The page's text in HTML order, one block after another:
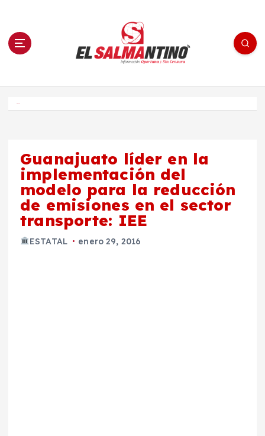
n El Salmantino - medios/noticias/editorial
Guanajuato líder en la
implementación del
modelo para la reducción
de emisiones en el sector
transporte: IEE
ESTATAL enero 29, 2016